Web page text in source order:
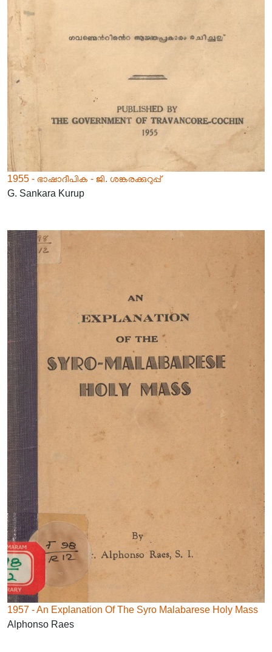
1955 - ഭാഷാദീപിക - ജി. ശങ്കരക്കുറുപ്പ്
G. Sankara Kurup
1957 - An Explanation Of The Syro Malabarese Holy Mass
Alphonso Raes